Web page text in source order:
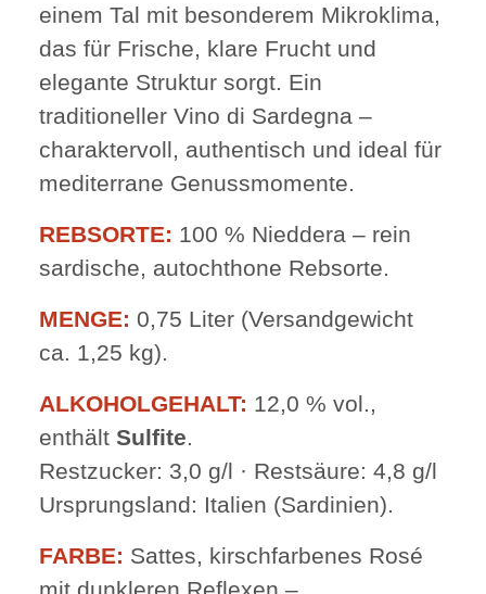
einem Tal mit besonderem Mikroklima,
das für Frische, klare Frucht und
elegante Struktur sorgt. Ein
traditioneller Vino di Sardegna –
charaktervoll, authentisch und ideal für
mediterrane Genussmomente.
REBSORTE: 100 % Nieddera – rein
sardische, autochthone Rebsorte.
MENGE: 0,75 Liter (Versandgewicht
ca. 1,25 kg).
ALKOHOLGEHALT: 12,0 % vol.,
enthält Sulfite.
Restzucker: 3,0 g/l · Restsäure: 4,8 g/l
Ursprungsland: Italien (Sardinien).
FARBE: Sattes, kirschfarbenes Rosé